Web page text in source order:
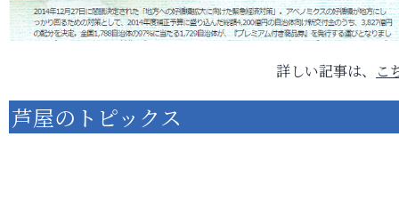
詳しい記事は、 こ
芦屋のトピックス